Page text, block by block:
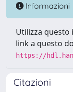
Informazioni
Utilizza
link a questo
https://
Citazioni